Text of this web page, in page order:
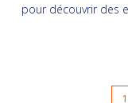
pour découvrir des
1